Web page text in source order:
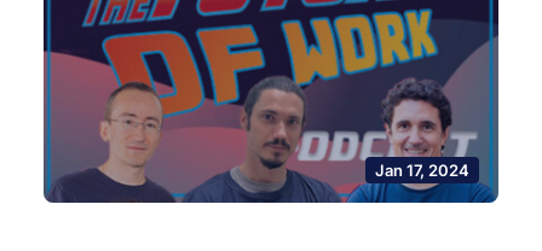
Jan 17, 2024